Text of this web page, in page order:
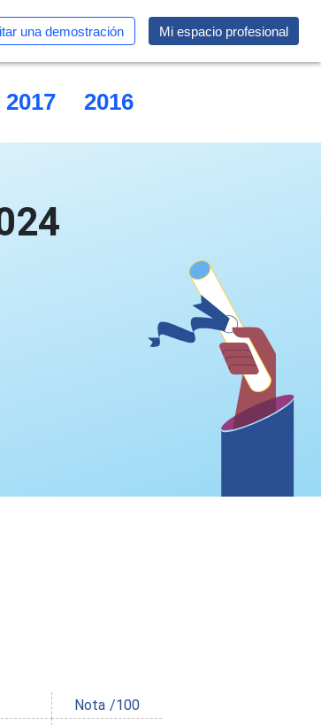
una demostración Mi espacio profesional
2017 2016
Nota /100